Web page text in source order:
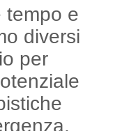
tempo e
diversi
per